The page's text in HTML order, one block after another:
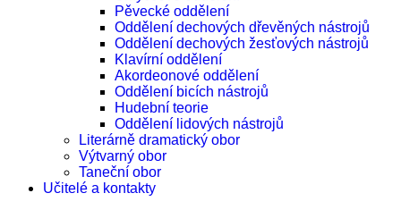
Pěvecké oddělení
Oddělení dechových dřevěných nástrojů
Oddělení dechových žesťových nástrojů
Klavírní oddělení
Akordeonové oddělení
Oddělení bicích nástrojů
Hudební teorie
Oddělení lidových nástrojů
Literárně dramatický obor
Výtvarný obor
Taneční obor
Učitelé a kontakty